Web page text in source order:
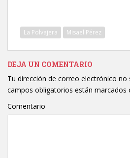
La Polvajera Misael Pérez
DEJA UN COMENTARIO
Tu dirección de correo electrónico no
campos obligatorios están marcados
Comentario